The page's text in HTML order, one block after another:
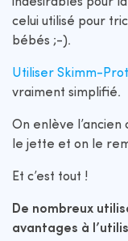
indésirables pour
celui utilisé pour
bébés ;-).
Utiliser Skimm-
vraiment simplifié.
On enlève
le jette et on le
Et c’est tout !
De nombreux
avantages à